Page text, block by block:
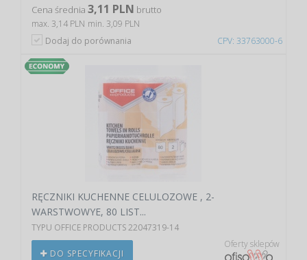
CPV: 33763000-6
Cena średnia 3,11 PLN brutto
max. 3,14 PLN min. 3,09 PLN
Dodaj do porównania
RĘCZNIKI KUCHENNE CELULOZOWE , 2-
WARSTWOWYE, 80 LIST...
TYPU OFFICE PRODUCTS 22047319-14
DO SPECYFIKACJI
Oferty sklepów